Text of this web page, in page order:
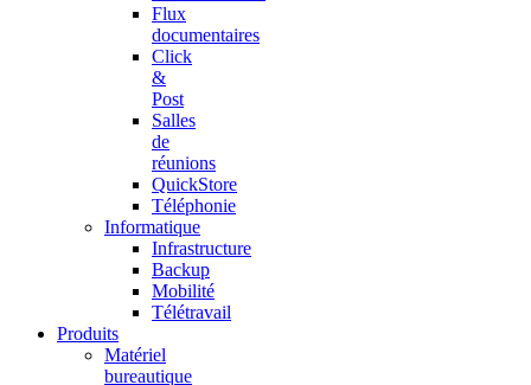
Flux
documentaires
Click
&
Post
Salles
de
réunions
QuickStore
Téléphonie
Informatique
Infrastructure
Backup
Mobilité
Télétravail
Produits
Matériel
bureautique